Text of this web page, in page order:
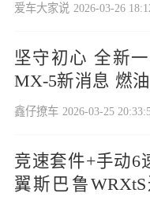
爱车大家说 2026-03-26
坚守初心 全新
MX-5新消息 燃
量化
鑫仔撩车 2026-03-25
竞速套件+手动6
翼斯巴鲁